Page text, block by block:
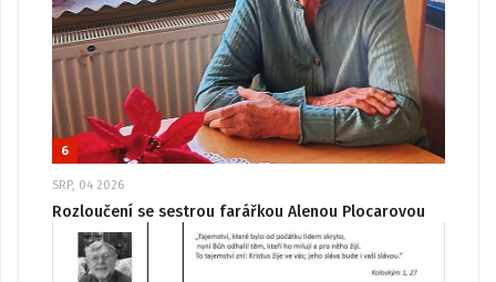
6
SRP, 04 2026
Rozloučení se sestrou farářkou Alenou Plocarovou